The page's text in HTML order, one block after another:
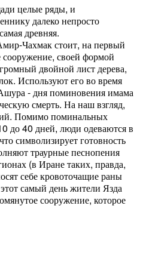
целые ряды, и
далеко непросто
древняя.
Чахмак стоит, на первый
сооружение, своей формой
двойной лист дерева,
Используют его во время
- дня поминовения имама
смерть. На наш взгляд,
Помимо поминальных
до 40 дней, люди одеваются в
символизирует готовность
траурные песнопения
(в Иране таких, правда,
себе кровоточащие раны
самый день жители Язда
сооружение, которое